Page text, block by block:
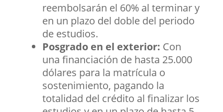
reembolsarán el 60% al terminar y
en un plazo del doble del periodo
de estudios.
Posgrado en el exterior: Con
una financiación de hasta 25.000
dólares para la matrícula o
sostenimiento, pagando la
totalidad del crédito al finalizar los